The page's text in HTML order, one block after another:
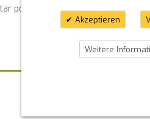
posten zu können.
Akzeptieren
Weitere